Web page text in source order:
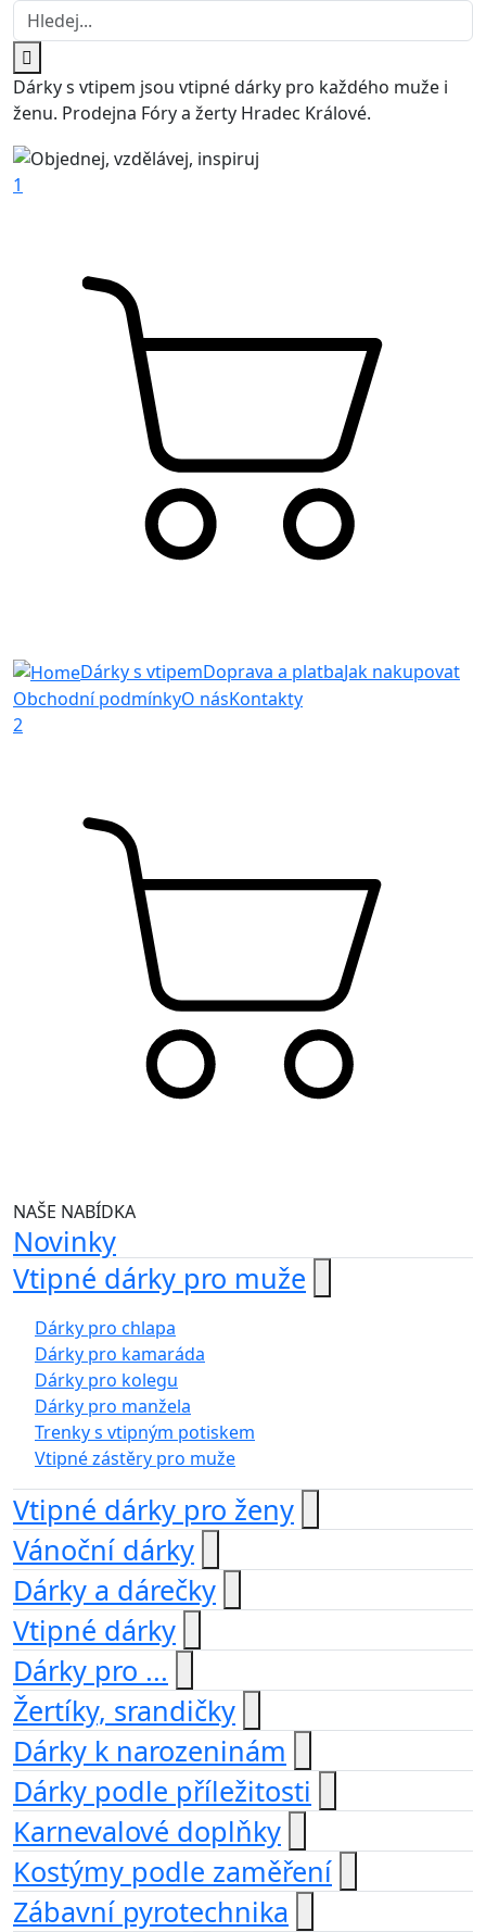
Dárky s vtipem jsou vtipné dárky pro každého muže i
ženu. Prodejna Fóry a žerty Hradec Králové.
1
Dárky s vtipemDoprava a platbaJak nakupovat
Obchodní podmínkyO násKontakty
2
NAŠE NABÍDKA
Novinky
Vtipné dárky pro muže
Dárky pro chlapa
Dárky pro kamaráda
Dárky pro kolegu
Dárky pro manžela
Trenky s vtipným potiskem
Vtipné zástěry pro muže
Vtipné dárky pro ženy
Vánoční dárky
Dárky a dárečky
Vtipné dárky
Dárky pro ...
Žertíky, srandičky
Dárky k narozeninám
Dárky podle příležitosti
Karnevalové doplňky
Kostýmy podle zaměření
Zábavní pyrotechnika